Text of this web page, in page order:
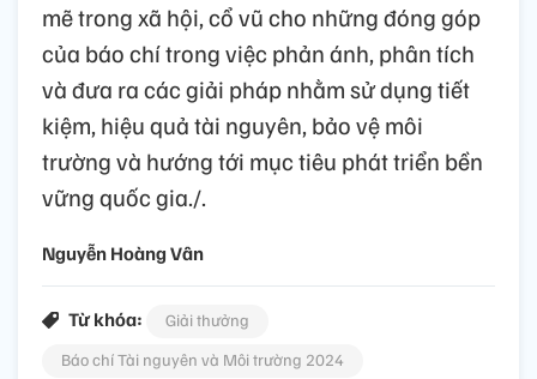
mẽ trong xã hội, cổ vũ cho những đóng góp
của báo chí trong việc phản ánh, phân tích
và đưa ra các giải pháp nhằm sử dụng tiết
kiệm, hiệu quả tài nguyên, bảo vệ môi
trường và hướng tới mục tiêu phát triển bền
vững quốc gia./.
Nguyễn Hoàng Vân
Từ khóa:
Giải thưởng
Báo chí Tài nguyên và Môi trường 2024